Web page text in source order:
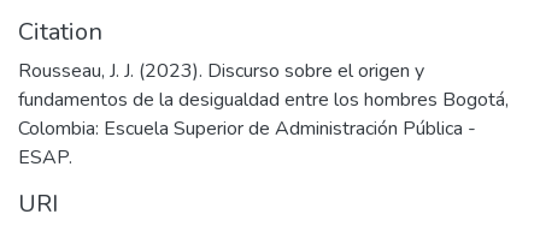
Citation
Rousseau, J. J. (2023). Discurso sobre el origen y
fundamentos de la desigualdad entre los hombres Bogotá,
Colombia: Escuela Superior de Administración Pública -
ESAP.
URI